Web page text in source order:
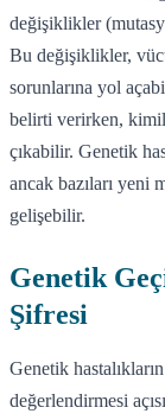
değişiklikler
Bu değişiklikler,
sorunlarına yol
belirti verirken,
çıkabilir. Genetik
ancak bazıları yeni
gelişebilir.
Genetik
Şifresi
Genetik
değerlendirmesi